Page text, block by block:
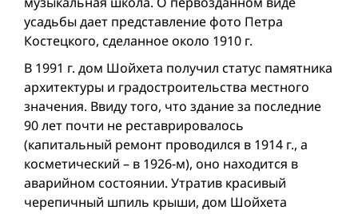
усадьбы дает представление фото Петра
Костецкого, сделанное около 1910 г.
В 1991 г. дом Шойхета получил статус памятника
архитектуры и градостроительства местного
значения. Ввиду того, что здание за последние
90 лет почти не реставрировалось
(капитальный ремонт проводился в 1914 г., а
косметический – в 1926-м), оно находится в
аварийном состоянии. Утратив красивый
черепичный шпиль крыши, дом Шойхета